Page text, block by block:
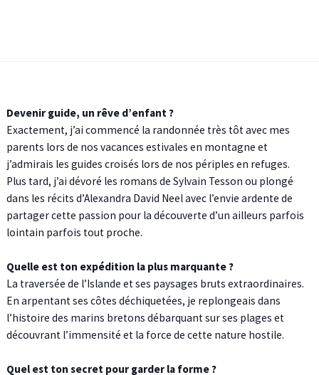
Devenir guide, un rêve d’enfant ?
Exactement, j’ai commencé la randonnée très tôt avec mes
parents lors de nos vacances estivales en montagne et
j’admirais les guides croisés lors de nos périples en refuges.
Plus tard, j’ai dévoré les romans de Sylvain Tesson ou plongé
dans les récits d’Alexandra David Neel avec l’envie ardente de
partager cette passion pour la découverte d’un ailleurs parfois
lointain parfois tout proche.
Quelle est ton expédition la plus marquante ?
La traversée de l’Islande et ses paysages bruts extraordinaires.
En arpentant ses côtes déchiquetées, je replongeais dans
l’histoire des marins bretons débarquant sur ses plages et
découvrant l’immensité et la force de cette nature hostile.
Quel est ton secret pour garder la forme ?